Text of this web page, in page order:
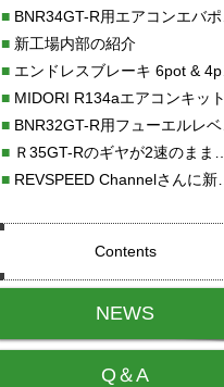
■BNR34GT-R用エアコンエバポレーターを新発売！！
■新工場内部の紹介
■エンドレスブレーキ 6pot & 4potオーバーホール
■MIDORI R134aエアコンキットタイプⅡ取り付け
■BNR32GT-R用フューエルレベルセンサー新発売！！
■Ｒ35GT-Rのギヤが2速のまま変速しない！！
■REVSPEED Channelさんに新社屋を紹介していただきました!!
Contents
NEWS
Q＆A